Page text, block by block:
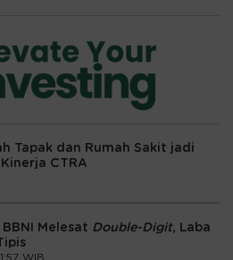
Tapak dan Rumah Sakit jadi
CTRA
Melesat Double-Digit, Laba
WIB